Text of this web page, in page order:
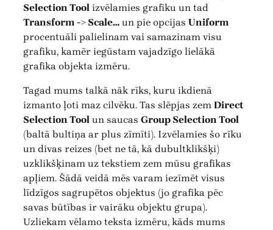
Selection Tool izvēlamies grafiku un tad
Transform -> Scale… un pie opcijas Uniform
procentuāli palielinam vai samazinam visu
grafiku, kamēr iegūstam vajadzīgo lielākā
grafika objekta izmēru.
Tagad mums talkā nāk rīks, kuru ikdienā
izmanto ļoti maz cilvēku. Tas slēpjas zem Direct
Selection Tool un saucas Group Selection Tool
(baltā bultiņa ar plus zīmīti). Izvēlamies šo rīku
un divas reizes (bet ne tā, kā dubultklikšķi)
uzklikšķinam uz tekstiem zem mūsu grafikas
apļiem. Šādā veidā mēs varam iezīmēt visus
līdzīgos sagrupētos objektus (jo grafika pēc
savas būtības ir vairāku objektu grupa).
Uzliekam vēlamo teksta izmēru, kāds mums